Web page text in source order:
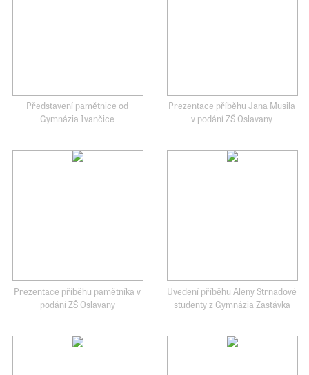
Představení pamětnice od
Gymnázia Ivančice
Prezentace příběhu Jana Musila
v podání ZŠ Oslavany
Prezentace příběhu pamětníka v
podání ZŠ Oslavany
Uvedení příběhu Aleny Strnadové
studenty z Gymnázia Zastávka